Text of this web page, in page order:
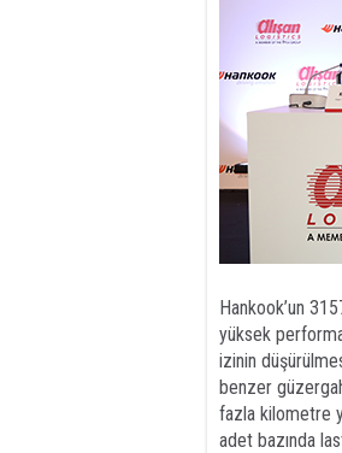
Hankook’un
yüksek
izinin
benzer
fazla kilometre
adet bazında